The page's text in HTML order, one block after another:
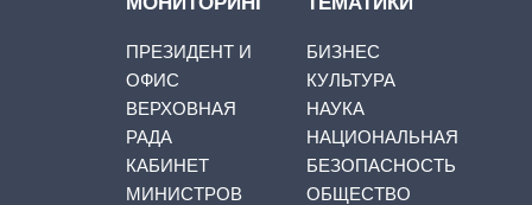
ПРЕЗИДЕНТ И
ОФИС
ВЕРХОВНАЯ
РАДА
КАБИНЕТ
МИНИСТРОВ
БИЗНЕС
КУЛЬТУРА
НАУКА
НАЦИОНАЛЬНАЯ
БЕЗОПАСНОСТЬ
ОБЩЕСТВО